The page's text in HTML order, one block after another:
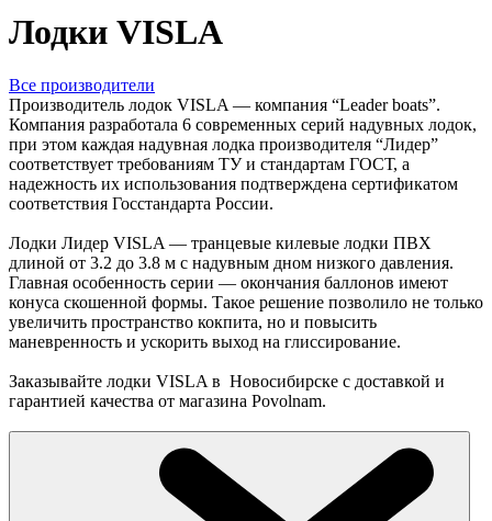
Лодки VISLA
Все производители
Производитель лодок VISLA — компания “Leader boats”.
Компания разработала 6 современных серий надувных лодок,
при этом каждая надувная лодка производителя “Лидер”
соответствует требованиям ТУ и стандартам ГОСТ, а
надежность их использования подтверждена сертификатом
соответствия Госстандарта России.
Лодки Лидер VISLA — транцевые килевые лодки ПВХ
длиной от 3.2 до 3.8 м с надувным дном низкого давления.
Главная особенность серии — окончания баллонов имеют
конуса скошенной формы. Такое решение позволило не только
увеличить пространство кокпита, но и повысить
маневренность и ускорить выход на глиссирование.
Заказывайте лодки VISLA в Новосибирске с доставкой и
гарантией качества от магазина Povolnam.